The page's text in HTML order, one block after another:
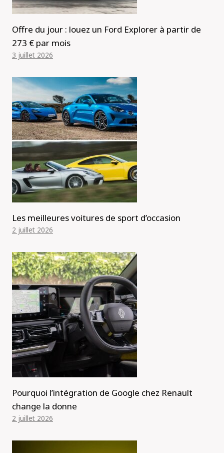
Offre du jour : louez un Ford Explorer à partir de
273 € par mois
3 juillet 2026
Les meilleures voitures de sport d’occasion
2 juillet 2026
Pourquoi l’intégration de Google chez Renault
change la donne
2 juillet 2026